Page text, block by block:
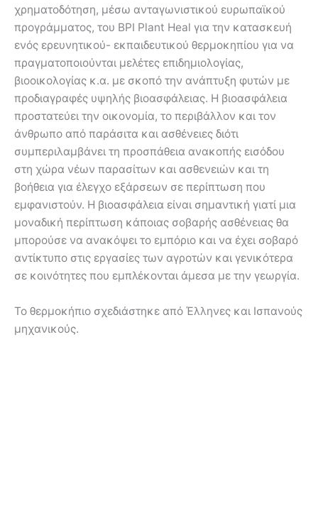
χρηματοδότηση, μέσω ανταγωνιστικού ευρωπαϊκού
προγράμματος, του BPI Plant Heal για την κατασκευή
ενός ερευνητικού- εκπαιδευτικού θερμοκηπίου για να
πραγματοποιούνται μελέτες επιδημιολογίας,
βιοοικολογίας κ.α. με σκοπό την ανάπτυξη φυτών με
προδιαγραφές υψηλής βιοασφάλειας. Η βιοασφάλεια
προστατεύει την οικονομία, το περιβάλλον και τον
άνθρωπο από παράσιτα και ασθένειες διότι
συμπεριλαμβάνει τη προσπάθεια ανακοπής εισόδου
στη χώρα νέων παρασίτων και ασθενειών και τη
βοήθεια για έλεγχο εξάρσεων σε περίπτωση που
εμφανιστούν. Η βιοασφάλεια είναι σημαντική γιατί μια
μοναδική περίπτωση κάποιας σοβαρής ασθένειας θα
μπορούσε να ανακόψει το εμπόριο και να έχει σοβαρό
αντίκτυπο στις εργασίες των αγροτών και γενικότερα
σε κοινότητες που εμπλέκονται άμεσα με την γεωργία.
Το θερμοκήπιο σχεδιάστηκε από Έλληνες και Ισπανούς
μηχανικούς.